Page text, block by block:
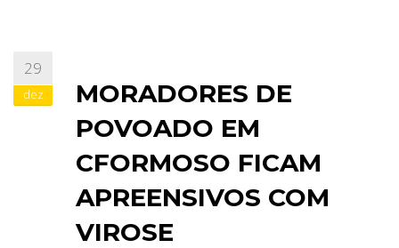
29
dez
MORADORES DE
POVOADO EM
CFORMOSO FICAM
APREENSIVOS COM
VIROSE